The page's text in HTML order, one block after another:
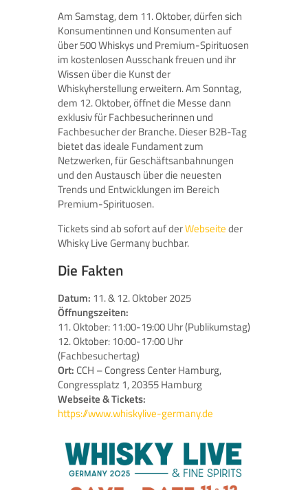
Am Samstag, dem 11. Oktober, dürfen sich
Konsumentinnen und Konsumenten auf
über 500 Whiskys und Premium-Spirituosen
im kostenlosen Ausschank freuen und ihr
Wissen über die Kunst der
Whiskyherstellung erweitern. Am Sonntag,
dem 12. Oktober, öffnet die Messe dann
exklusiv für Fachbesucherinnen und
Fachbesucher der Branche. Dieser B2B-Tag
bietet das ideale Fundament zum
Netzwerken, für Geschäftsanbahnungen
und den Austausch über die neuesten
Trends und Entwicklungen im Bereich
Premium-Spirituosen.
Tickets sind ab sofort auf derWebseiteder
Whisky Live Germany buchbar.
Die Fakten
Datum: 11. & 12. Oktober 2025
Öffnungszeiten:
11. Oktober: 11:00-19:00 Uhr (Publikumstag)
12. Oktober: 10:00-17:00 Uhr
(Fachbesuchertag)
Ort: CCH – Congress Center Hamburg,
Congressplatz 1, 20355 Hamburg
Webseite & Tickets:
https://www.whiskylive-germany.de